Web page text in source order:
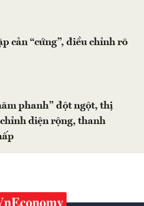
cản “cứng”, điều chỉnh rõ
phanh” đột ngột, thị
diện rộng, thanh